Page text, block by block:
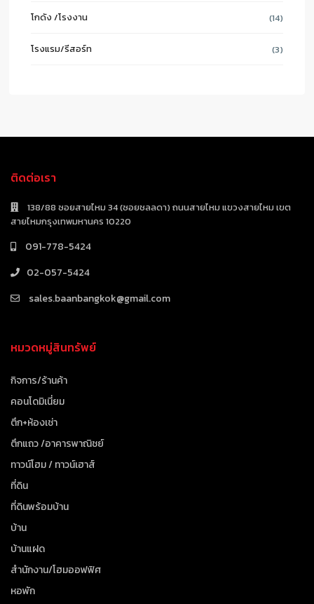
โกดัง /โรงงาน (14)
โรงแรม/รีสอร์ท (3)
ติดต่อเรา
138/88 ซอยสายไหม 34 (ซอยชลลดา) ถนนสายไหม แขวงสายไหม เขต
สายไหมกรุงเทพมหานคร 10220
091-778-5424
02-057-5424
sales.baanbangkok@gmail.com
หมวดหมู่สินทรัพย์
กิจการ/ร้านค้า
คอนโดมิเนี่ยม
ตึก+ห้องเช่า
ตึกแถว /อาคารพาณิชย์
ทาวน์โฮม / ทาวน์เฮาส์
ที่ดิน
ที่ดินพร้อมบ้าน
บ้าน
บ้านแฝด
สำนักงาน/โฮมออฟฟิศ
หอพัก